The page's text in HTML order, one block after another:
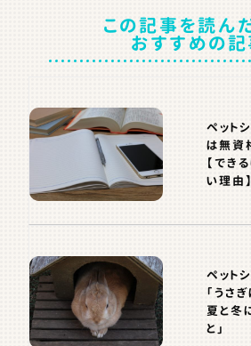
この記事を読ん
おすすめの記
ペット
は無資
【でき
い理由】
ペット
「うさ
夏と冬
と」